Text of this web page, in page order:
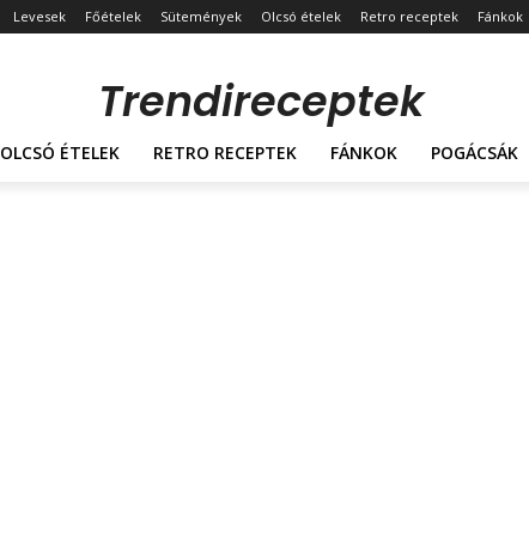
Levesek Főételek Sütemények Olcsó ételek Retro receptek Fánkok
Trendireceptek
OLCSÓ ÉTELEK RETRO RECEPTEK FÁNKOK POGÁCSÁK